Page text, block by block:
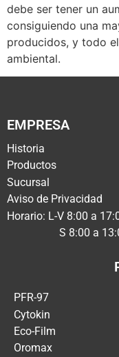
debe ser tener un
consiguiendo una
producidos, y todo
ambiental.
EMPRESA
Historia
Productos
Sucursal
Aviso de Privacidad
Horario: L-V 8:00 a
S 8:00 a
PFR-97
Cytokin
Eco-Film
Oromax